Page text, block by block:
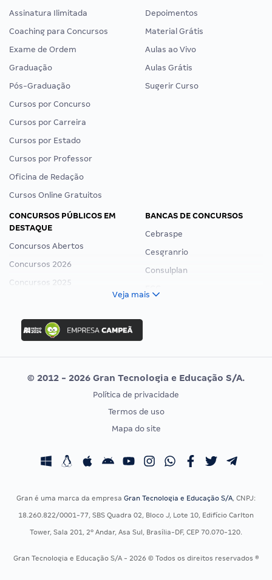
Assinatura Ilimitada
Coaching para Concursos
Exame de Ordem
Graduação
Pós-Graduação
Cursos por Concurso
Cursos por Carreira
Cursos por Estado
Cursos por Professor
Oficina de Redação
Cursos Online Gratuitos
Depoimentos
Material Grátis
Aulas ao Vivo
Aulas Grátis
Sugerir Curso
CONCURSOS PÚBLICOS EM
DESTAQUE
Concursos Abertos
Concursos 2026
Concursos 2025
Concurso Ibama
Concurso MPU
Editais publicados
BANCAS DE CONCURSOS
Cebraspe
Cesgranrio
Consulplan
Vunesp
CONCURSOS POR PROFISSÃO
Concursos Fiscais
Residência Multiprofissional
EXAME DE ORDEM
Calendário OAB
Veja mais
© 2012 - 2026 Gran Tecnologia e Educação S/A.
Política de privacidade
Termos de uso
Mapa do site
Gran é uma marca da empresa Gran Tecnologia e Educação S/A, CNPJ:
18.260.822/0001-77, SBS Quadra 02, Bloco J, Lote 10, Edifício Carlton
Tower, Sala 201, 2º Andar, Asa Sul, Brasília-DF, CEP 70.070-120.
Gran Tecnologia e Educação S/A - 2026 © Todos os direitos reservados ®